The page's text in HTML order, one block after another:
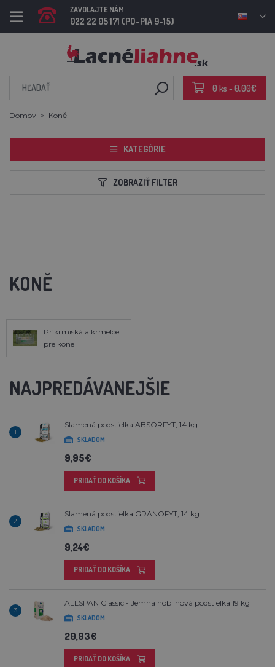
ZAVOLAJTE NÁM
022 22 05 171 (PO-PIA 9-15)
0 ks - 0,00€
Domov Koně
KATEGÓRIE
ZOBRAZIŤ FILTER
KONĚ
Príkrmiská a krmelce
pre kone
NAJPREDÁVANEJŠIE
1
Slamená podstielka ABSORFYT, 14 kg
SKLADOM
9,95€
PRIDAŤ DO KOŠÍKA
2
Slamená podstielka GRANOFYT, 14 kg
SKLADOM
9,24€
PRIDAŤ DO KOŠÍKA
3
ALLSPAN Classic - Jemná hoblinová podstielka 19 kg
SKLADOM
20,93€
PRIDAŤ DO KOŠÍKA